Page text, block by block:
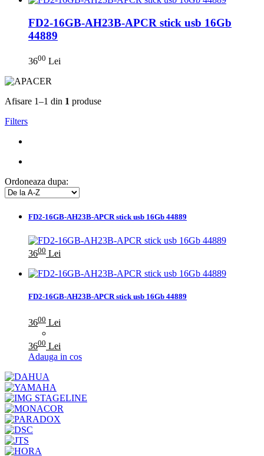
FD2-16GB-AH23B-APCR stick usb 16Gb
44889
3600 Lei
Afisare 1–1 din 1 produse
Filters
Ordoneaza dupa:
FD2-16GB-AH23B-APCR stick usb 16Gb 44889
3600 Lei
FD2-16GB-AH23B-APCR stick usb 16Gb 44889
3600 Lei
3600 Lei
Adauga in cos